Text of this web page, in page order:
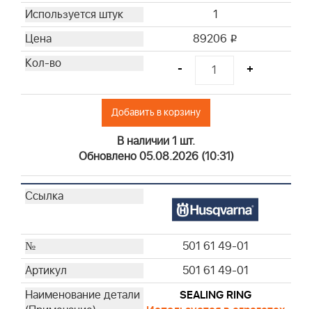
1
89206 i
- +
Добавить в корзину
В наличии 1 шт.
Обновлено 05.08.2026 (10:31)
501 61 49-01
501 61 49-01
SEALING RING